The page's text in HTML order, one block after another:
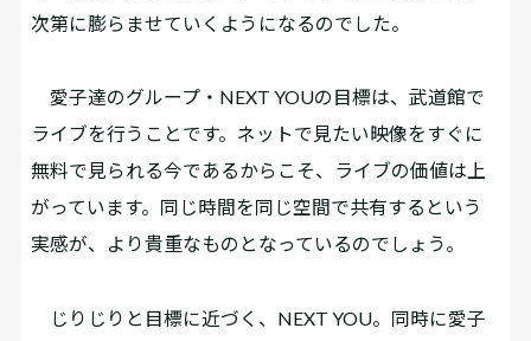
次第に膨らませていくようになるのでした。
愛子達のグループ・NEXT YOUの目標は、武道館で
ライブを行うことです。ネットで見たい映像をすぐに
無料で見られる今であるからこそ、ライブの価値は上
がっています。同じ時間を同じ空間で共有するという
実感が、より貴重なものとなっているのでしょう。
じりじりと目標に近づく、NEXT YOU。同時に愛子